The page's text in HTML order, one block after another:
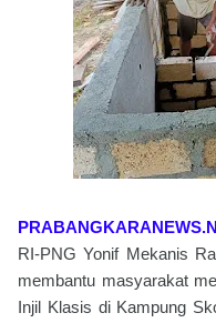
RI-PNG Yonif Mekanis
membantu masyarakat
Injil Klasis di Kampung